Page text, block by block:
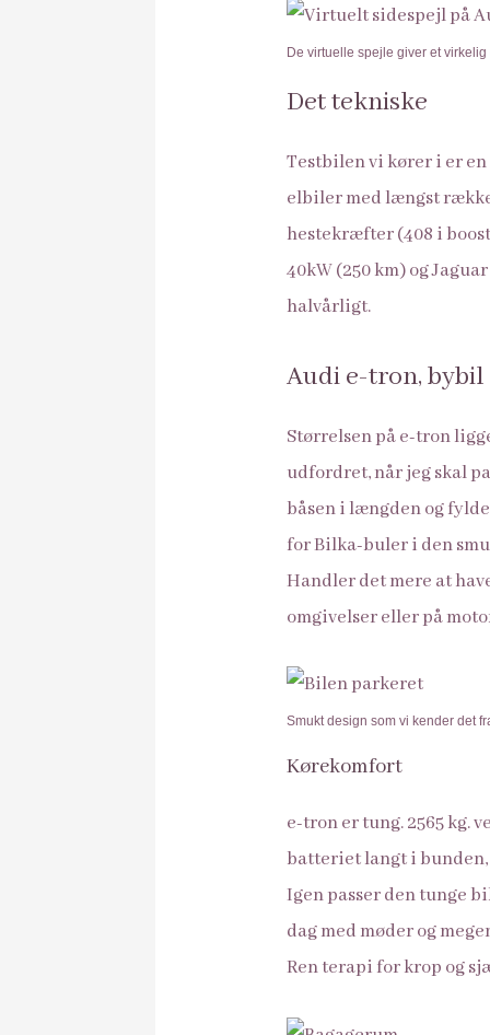
De virtuelle spejle giver et virkelig
Det tekniske
Testbilen vi kører i er en
elbiler med længst
hestekræfter (408 i
40kW (250 km) og
halvårligt.
Audi e-tron, bybil
Størrelsen på e-tron
udfordret, når jeg skal
båsen i længden og
for Bilka-buler i den
Handler det mere at
omgivelser eller på
Smukt design som vi kender det
Kørekomfort
e-tron er tung. 2565 kg.
batteriet langt i bunden,
Igen passer den tunge
dag med møder og
Ren terapi for krop og